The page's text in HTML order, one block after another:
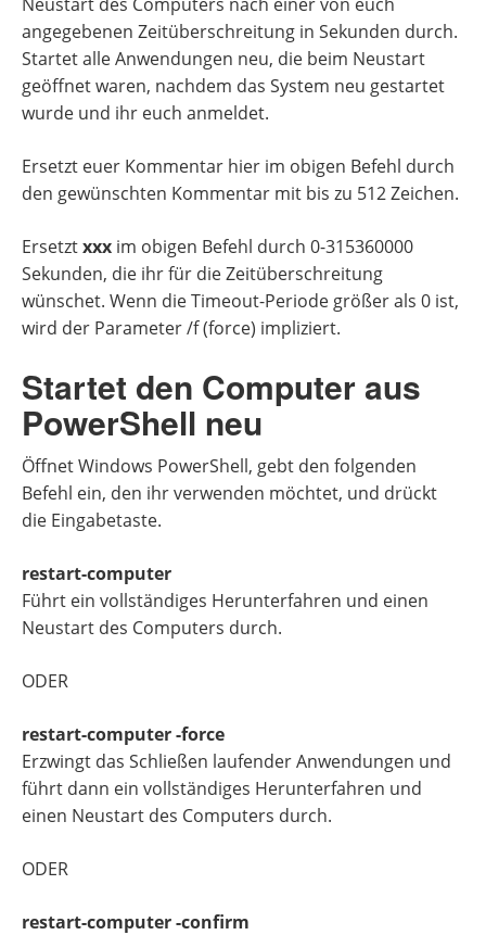
angegebenen Zeitüberschreitung in Sekunden durch.
Startet alle Anwendungen neu, die beim Neustart
geöffnet waren, nachdem das System neu gestartet
wurde und ihr euch anmeldet.
Ersetzt euer Kommentar hier im obigen Befehl durch
den gewünschten Kommentar mit bis zu 512 Zeichen.
Ersetztxxx im obigen Befehl durch 0-315360000
Sekunden, die ihr für die Zeitüberschreitung
wünschet. Wenn die Timeout-Periode größer als 0 ist,
wird der Parameter /f (force) impliziert.
Startet den Computer aus
PowerShell neu
Öffnet Windows PowerShell, gebt den folgenden
Befehl ein, den ihr verwenden möchtet, und drückt
die Eingabetaste.
restart-computer
Führt ein vollständiges Herunterfahren und einen
Neustart des Computers durch.
ODER
restart-computer -force
Erzwingt das Schließen laufender Anwendungen und
führt dann ein vollständiges Herunterfahren und
einen Neustart des Computers durch.
ODER
restart-computer -confirm